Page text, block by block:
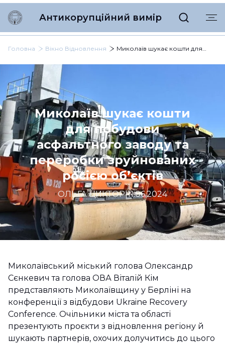
Антикорупційний вимір
Головна Вікно Відновлення Миколаїв шукає кошти для побудови асфальтного заводу та переробки зруйнованих росією об’єктів
Миколаїв шукає кошти
для побудови
асфальтного заводу та
переробки зруйнованих
росією об’єктів
ОЛЬГА ЦИКТОР|11.06.2024
Миколаївський міський голова Олександр
Сєнкевич та голова ОВА Віталій Кім
представляють Миколаївщину у Берліні на
конференції з відбудови Ukraine Recovery
Conference. Очільники міста та області
презентують проєкти з відновлення регіону й
шукають партнерів, охочих долучитись до цього